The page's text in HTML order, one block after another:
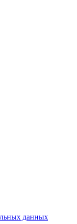
данных